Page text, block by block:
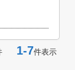
1-7件表示